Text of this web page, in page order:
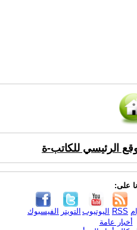
الرئيسي للكاتب-ة
على:
الفيسبوك التويتر اليوتيوب RSS
أخبار عامة